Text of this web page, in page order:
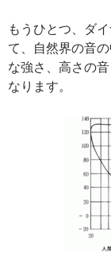
もうひとつ、ダ
て、自然界の音
な強さ、高さの
なります。